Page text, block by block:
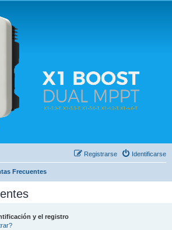
sobre inversores solares Solax y temas relacionados.
Identificarse
Registrarse
Frecuentes
y el registro